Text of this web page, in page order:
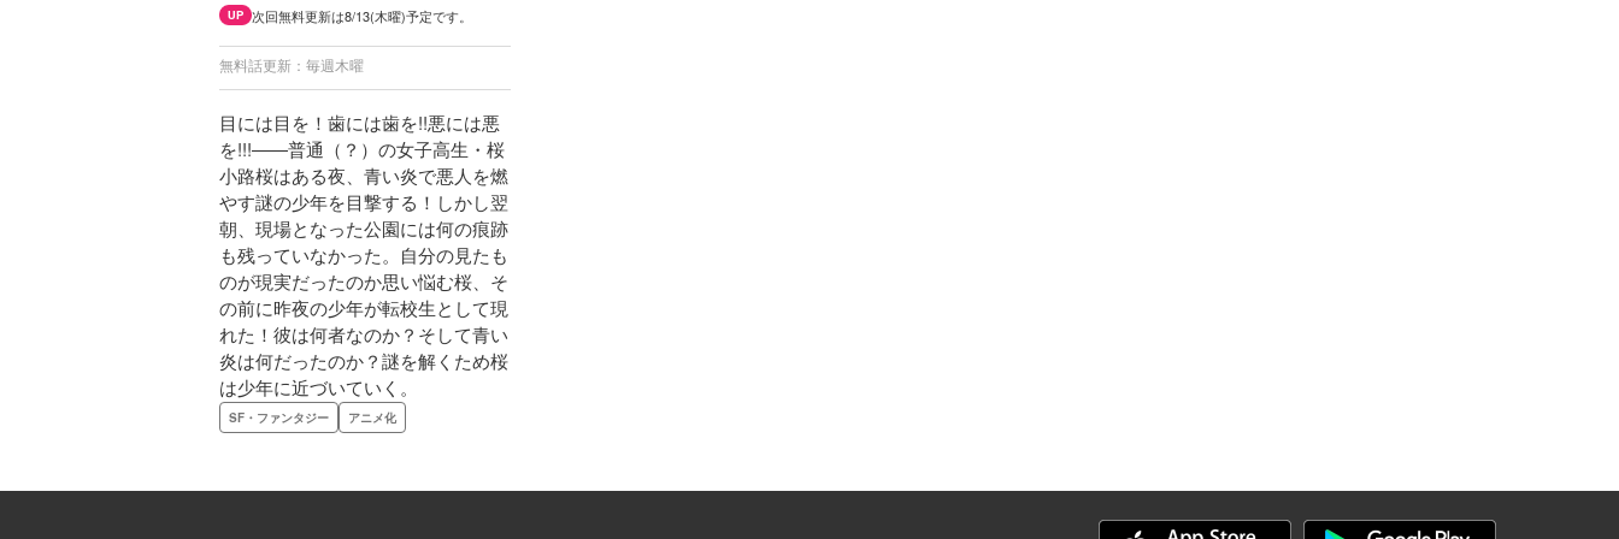
UP 次回無料更新は8/13(木曜)予定です。
無料話更新：毎週木曜
目には目を！歯には歯を!!悪には悪
を!!!――普通（？）の女子高生・桜
小路桜はある夜、青い炎で悪人を燃
やす謎の少年を目撃する！しかし翌
朝、現場となった公園には何の痕跡
も残っていなかった。自分の見たも
のが現実だったのか思い悩む桜、そ
の前に昨夜の少年が転校生として現
れた！彼は何者なのか？そして青い
炎は何だったのか？謎を解くため桜
は少年に近づいていく。
SF・ファンタジー アニメ化